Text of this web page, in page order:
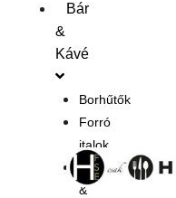
Bár
&
Kávé
Borhűtők
Forró
italok
Gyümölcsprés
&